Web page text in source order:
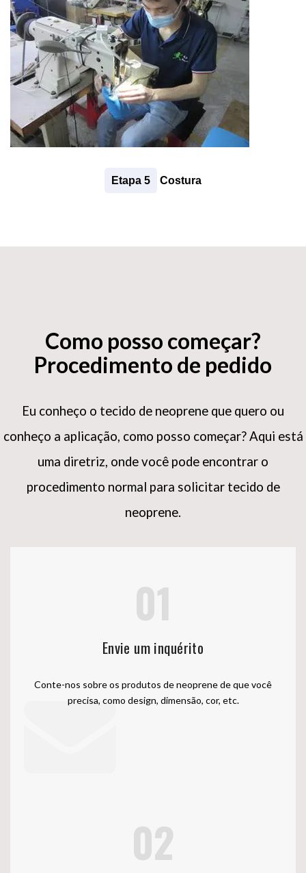
Etapa 5 Costura
Como posso começar?
Procedimento de pedido
Eu conheço o tecido de neoprene que quero ou
conheço a aplicação, como posso começar?Aqui está
uma diretriz, onde você pode encontrar o
procedimento normal para solicitar tecido de
neoprene.
01
Envie um inquérito
Conte-nos sobre os produtos de neoprene de que você
precisa, como design, dimensão, cor, etc.
02